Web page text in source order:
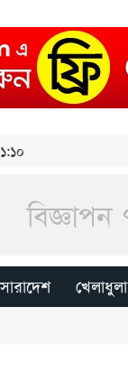
সারাদেশ খেলাধুলা